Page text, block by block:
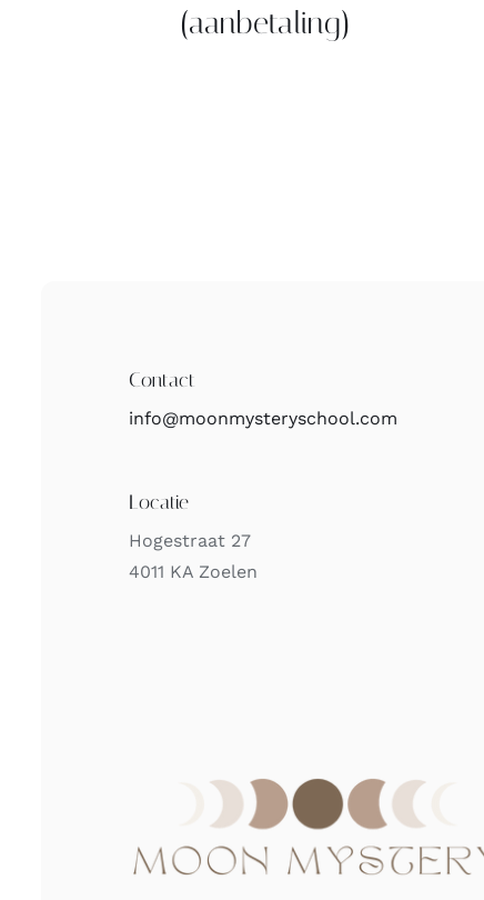
(aanbetaling)
Contact
info@moonmysteryschool.com
Locatie
Hogestraat 27
4011 KA Zoelen